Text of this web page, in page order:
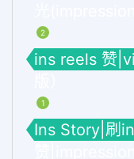
2
ins reels 赞
1
Ins Story|刷